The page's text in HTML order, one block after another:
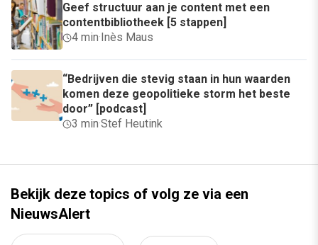
Geef structuur aan je content met een
contentbibliotheek [5 stappen]
4 min· Inès Maus
“Bedrijven die stevig staan in hun waarden
komen deze geopolitieke storm het beste
door” [podcast]
3 min·Stef Heutink
Bekijk deze topics of volg ze via een
NieuwsAlert